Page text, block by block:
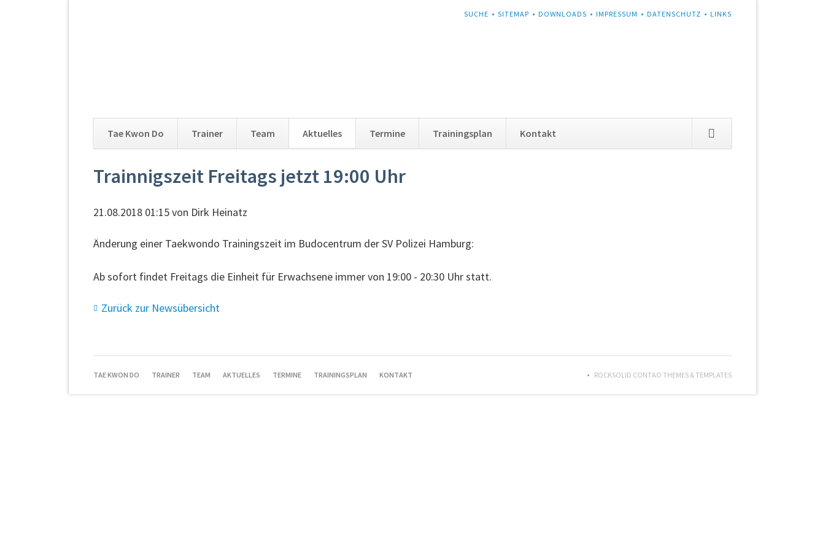
NAVIGATION
SUCHE SITEMAP DOWNLOADS IMPRESSUM DATENSCHUTZ LINKS
überspringen
Tae Kwon Do Trainer Team Aktuelles Termine Trainingsplan Kontakt
überspringen
Trainnigszeit Freitags jetzt 19:00 Uhr
21.08.2018 01:15von Dirk Heinatz
Änderung einer Taekwondo Trainingszeit im Budocentrum der SV Polizei Hamburg:
Ab sofort findet Freitags die Einheit für Erwachsene immer von 19:00 - 20:30 Uhr statt.
Zurück zur Newsübersicht
NAVIGATION
TAE KWON DO TRAINER TEAM AKTUELLES TERMINE TRAININGSPLAN KONTAKT ROCKSOLID CONTAO THEMES & TEMPLATES